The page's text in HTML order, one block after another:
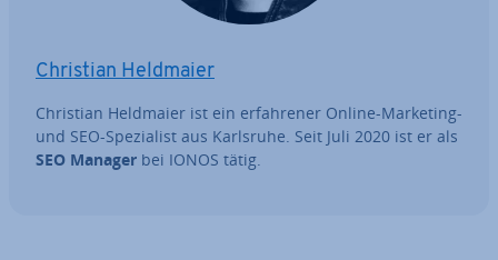
Christian Heldmaier
Christian Heldmaier ist ein er­fah­re­ner Online-Marketing-
und SEO-Spe­zia­list aus Karlsruhe. Seit Juli 2020 ist er als
SEO Manager bei IONOS tätig.